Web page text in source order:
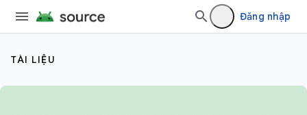
Đăng nhập
TÀI LIỆU